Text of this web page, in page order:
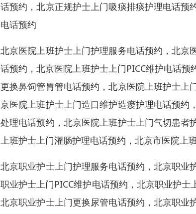
话预约，北京正规护士上门吸痰排痰护理电话
电话预约
北京医院上班护士上门护理服务电话预约，北
话预约，北京医院上班护士上门PICC维护电话
更换鼻饲管胃管电话预约，北京医院上班护士
京医院上班护士上门造口维护造瘘护理电话预
处理电话预约，北京医院上班护士上门气切患
上班护士上门灌肠护理电话预约，北京市医院上
北京职业护士上门护理服务电话预约，北京职
职业护士上门PICC维护电话预约，北京职业护
北京职业护士上门更换尿管电话预约，北京职